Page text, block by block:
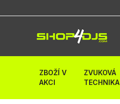
ZBOŽÍ V
AKCI
ZVUKOVÁ
TECHNIKA